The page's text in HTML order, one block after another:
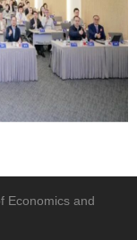
Economics and